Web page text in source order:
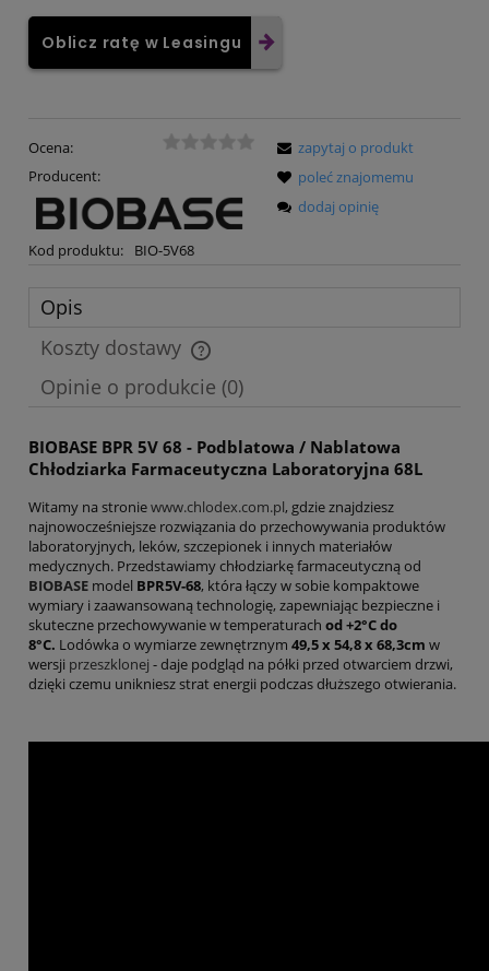
Oblicz ratę w Leasingu
Ocena:
Producent:
Kod produktu: BIO-5V68
zapytaj o produkt
poleć znajomemu
dodaj opinię
Opis
Koszty dostawy
Cena nie zawiera ewentualnych kosztów płatności
Opinie o produkcie (0)
BIOBASE BPR 5V 68 - Podblatowa / Nablatowa
Chłodziarka Farmaceutyczna Laboratoryjna 68L
Witamy na stroniewww.chlodex.com.pl, gdzie znajdziesz
najnowocześniejsze rozwiązania do przechowywania produktów
laboratoryjnych, leków, szczepionek i innych materiałów
medycznych. Przedstawiamy chłodziarkę farmaceutyczną od
BIOBASE model BPR5V-68, która łączy w sobie kompaktowe
wymiary i zaawansowaną technologię, zapewniając bezpieczne i
skuteczne przechowywanie w temperaturach od +2°C do
8°C. Lodówka o wymiarze zewnętrznym 49,5 x 54,8 x 68,3cm w
wersji przeszklonej - daje podgląd na półki przed otwarciem drzwi,
dzięki czemu unikniesz strat energii podczas dłuższego otwierania.